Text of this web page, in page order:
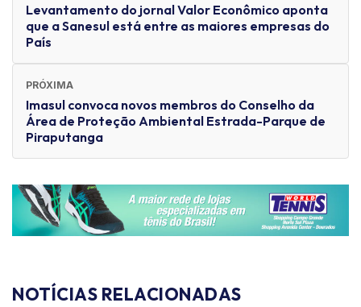
Levantamento do jornal Valor Econômico aponta
que a Sanesul está entre as maiores empresas do
País
PRÓXIMA
Imasul convoca novos membros do Conselho da
Área de Proteção Ambiental Estrada-Parque de
Piraputanga
NOTÍCIAS RELACIONADAS